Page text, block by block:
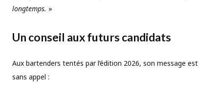
longtemps. »
Un conseil aux futurs candidats
Aux bartenders tentés par l’édition 2026, son message est
sans appel :